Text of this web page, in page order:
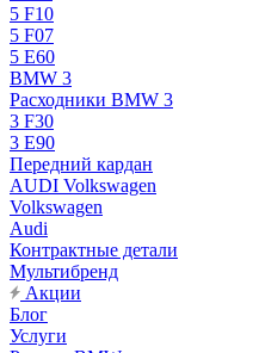
5 F10
5 F07
5 E60
BMW 3
Расходники BMW 3
3 F30
3 E90
Передний кардан
AUDI Volkswagen
Volkswagen
Audi
Контрактные детали
Мультибренд
Акции
Блог
Услуги